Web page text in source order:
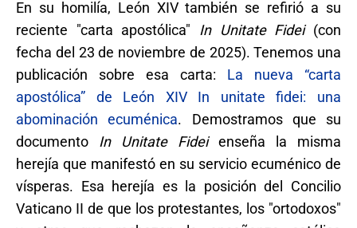
En su homilía, León XIV también se refirió a su
reciente "carta apostólica" In Unitate Fidei(con
fecha del 23 de noviembre de 2025). Tenemos una
publicación sobre esa carta: La nueva “carta
apostólica” de León XIV In unitate fidei: una
abominación ecuménica. Demostramos que su
documento In Unitate Fideienseña la misma
herejía que manifestó en su servicio ecuménico de
vísperas. Esa herejía es la posición del Concilio
Vaticano II de que los protestantes, los "ortodoxos"